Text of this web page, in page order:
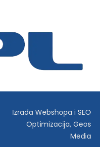
Izrada Webshopa iSEO
Optimizacija,Geos
Media